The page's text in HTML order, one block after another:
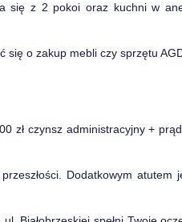
się z 2 pokoi oraz kuchni w
o zakup mebli czy sprzętu
zł czynsz administracyjny +
Dodatkowym atutem